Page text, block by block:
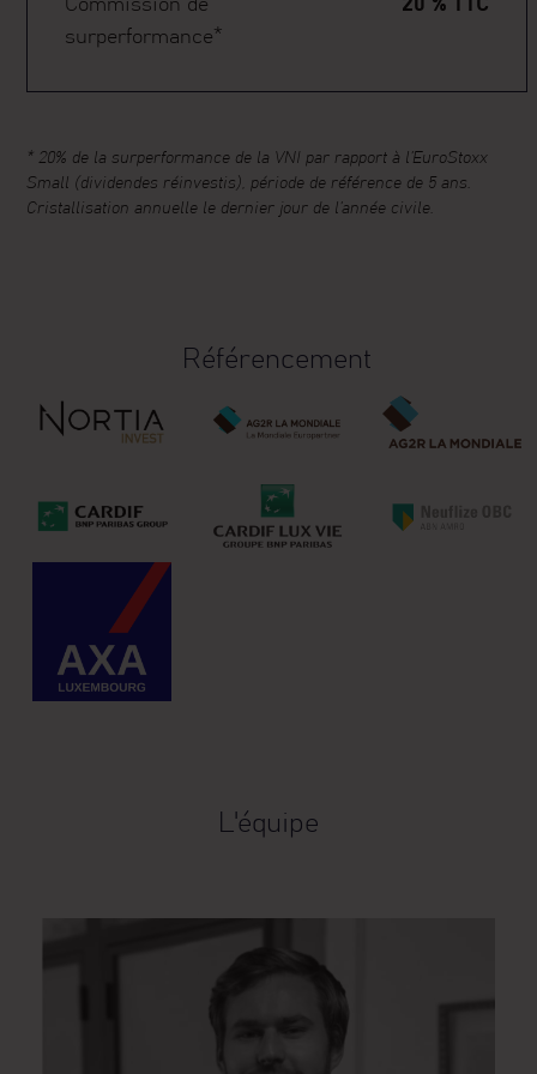
Commission de
surperformance*
20 % TTC
* 20% de la surperformance de la VNI par rapport à l’EuroStoxx
Small (dividendes réinvestis), période de référence de 5 ans.
Cristallisation annuelle le dernier jour de l’année civile.
Référencement
L'équipe
Philippe Hottinguer Gestion est une société de
gestion agréée par l’AMF sous le numéro GP-